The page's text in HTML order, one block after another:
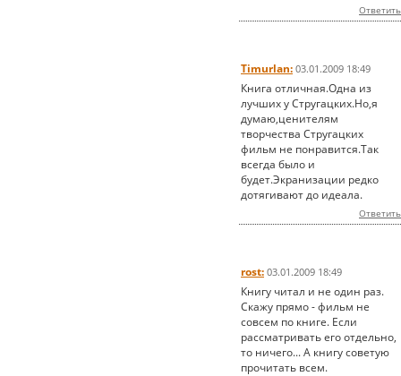
Ответить
Timurlan: 03.01.2009 18:49
Книга отличная.Одна из
лучших у Стругацких.Но,я
думаю,ценителям
творчества Стругацких
фильм не понравится.Так
всегда было и
будет.Экранизации редко
дотягивают до идеала.
Ответить
rost: 03.01.2009 18:49
Книгу читал и не один раз.
Скажу прямо - фильм не
совсем по книге. Если
рассматривать его отдельно,
то ничего... А книгу советую
прочитать всем.